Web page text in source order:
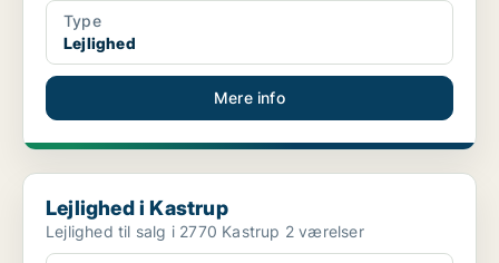
Type
Lejlighed
Mere info
Lejlighed i Kastrup
Lejlighed i Kastrup
Lejlighed til salg i 2770 Kastrup 2 værelser